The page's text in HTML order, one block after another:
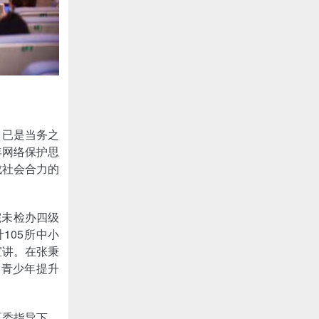
是当务之
络保护思
会合力的
检办四级
105所中小
。在张秉
少年提升